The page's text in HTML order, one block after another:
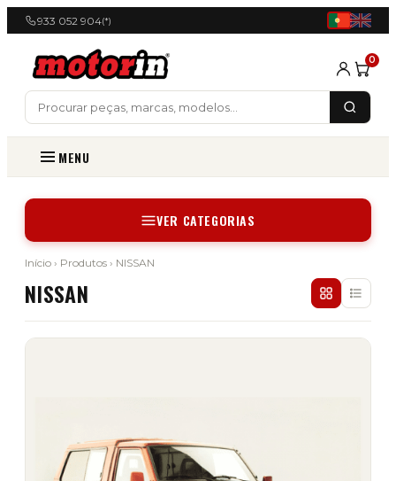
933 052 904(*)
0
MENU
VER CATEGORIAS
Início › Produtos › NISSAN
NISSAN